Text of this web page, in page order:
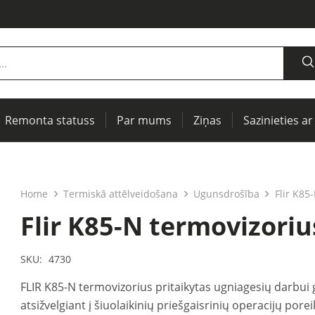
Remonta statuss Par mums Ziņas Sazinieties ar
Home Termiskā attēlveidošana Ugunsdrošība Flir
Flir K85-N
SKU: 4730
FLIR K85-N termovizorius pritaikytas ugniagesių darbui
atsižvelgiant į šiuolaikinių priešgaisrinių operacijų